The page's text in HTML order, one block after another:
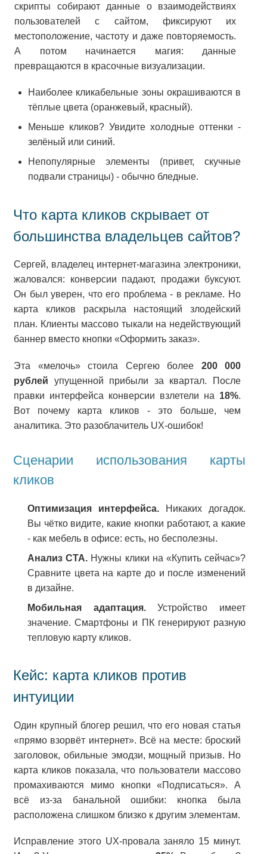
скрипты собирают данные о взаимодействиях
пользователей с сайтом, фиксируют их
местоположение, частоту и даже повторяемость.
А потом начинается магия: данные
превращаются в красочные визуализации.
Наиболее кликабельные зоны окрашиваются в
тёплые цвета (оранжевый, красный).
Меньше кликов? Увидите холодные оттенки -
зелёный или синий.
Непопулярные элементы (привет, скучные
подвали страницы) - обычно бледные.
Что карта кликов скрывает от
большинства владельцев сайтов?
Сергей, владелец интернет-магазина электроники,
жаловался: конверсии падают, продажи буксуют.
Он был уверен, что его проблема - в рекламе. Но
карта кликов раскрыла настоящий злодейский
план. Клиенты массово тыкали на недействующий
баннер вместо кнопки «Оформить заказ».
Эта «мелочь» стоила Сергею более 200 000
рублей упущенной прибыли за квартал. После
правки интерфейса конверсии взлетели на 18%.
Вот почему карта кликов - это больше, чем
аналитика. Это разоблачитель UX-ошибок!
Сценарии использования карты
кликов
Оптимизация интерфейса. Никаких догадок.
Вы чётко видите, какие кнопки работают, а какие
- как мебель в офисе: есть, но бесполезны.
Анализ CTA. Нужны клики на «Купить сейчас»?
Сравните цвета на карте до и после изменений
в дизайне.
Мобильная адаптация.Устройство имеет
значение. Смартфоны и ПК генерируют разную
тепловую карту кликов.
Кейс: карта кликов против
интуиции
Один крупный блогер решил, что его новая статья
«прямо взорвёт интернет». Всё на месте: броский
заголовок, обильные эмодзи, мощный призыв. Но
карта кликов показала, что пользователи массово
промахиваются мимо кнопки «Подписаться». А
всё из-за банальной ошибки: кнопка была
расположена слишком близко к другим элементам.
Исправление этого UX-провала заняло 15 минут.